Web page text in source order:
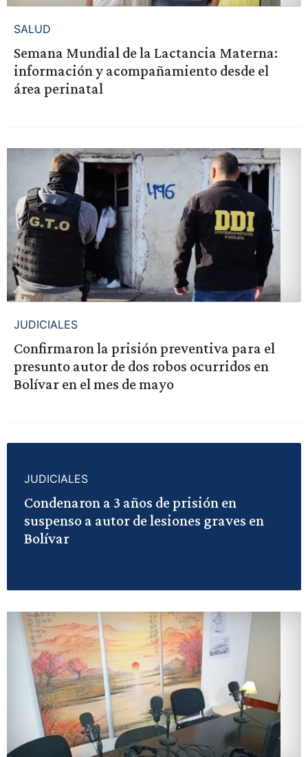
SALUD
Semana Mundial de la Lactancia Materna:
información y acompañamiento desde el
área perinatal
JUDICIALES
Confirmaron la prisión preventiva para el
presunto autor de dos robos ocurridos en
Bolívar en el mes de mayo
JUDICIALES
Condenaron a 3 años de prisión en
suspenso a autor de lesiones graves en
Bolívar